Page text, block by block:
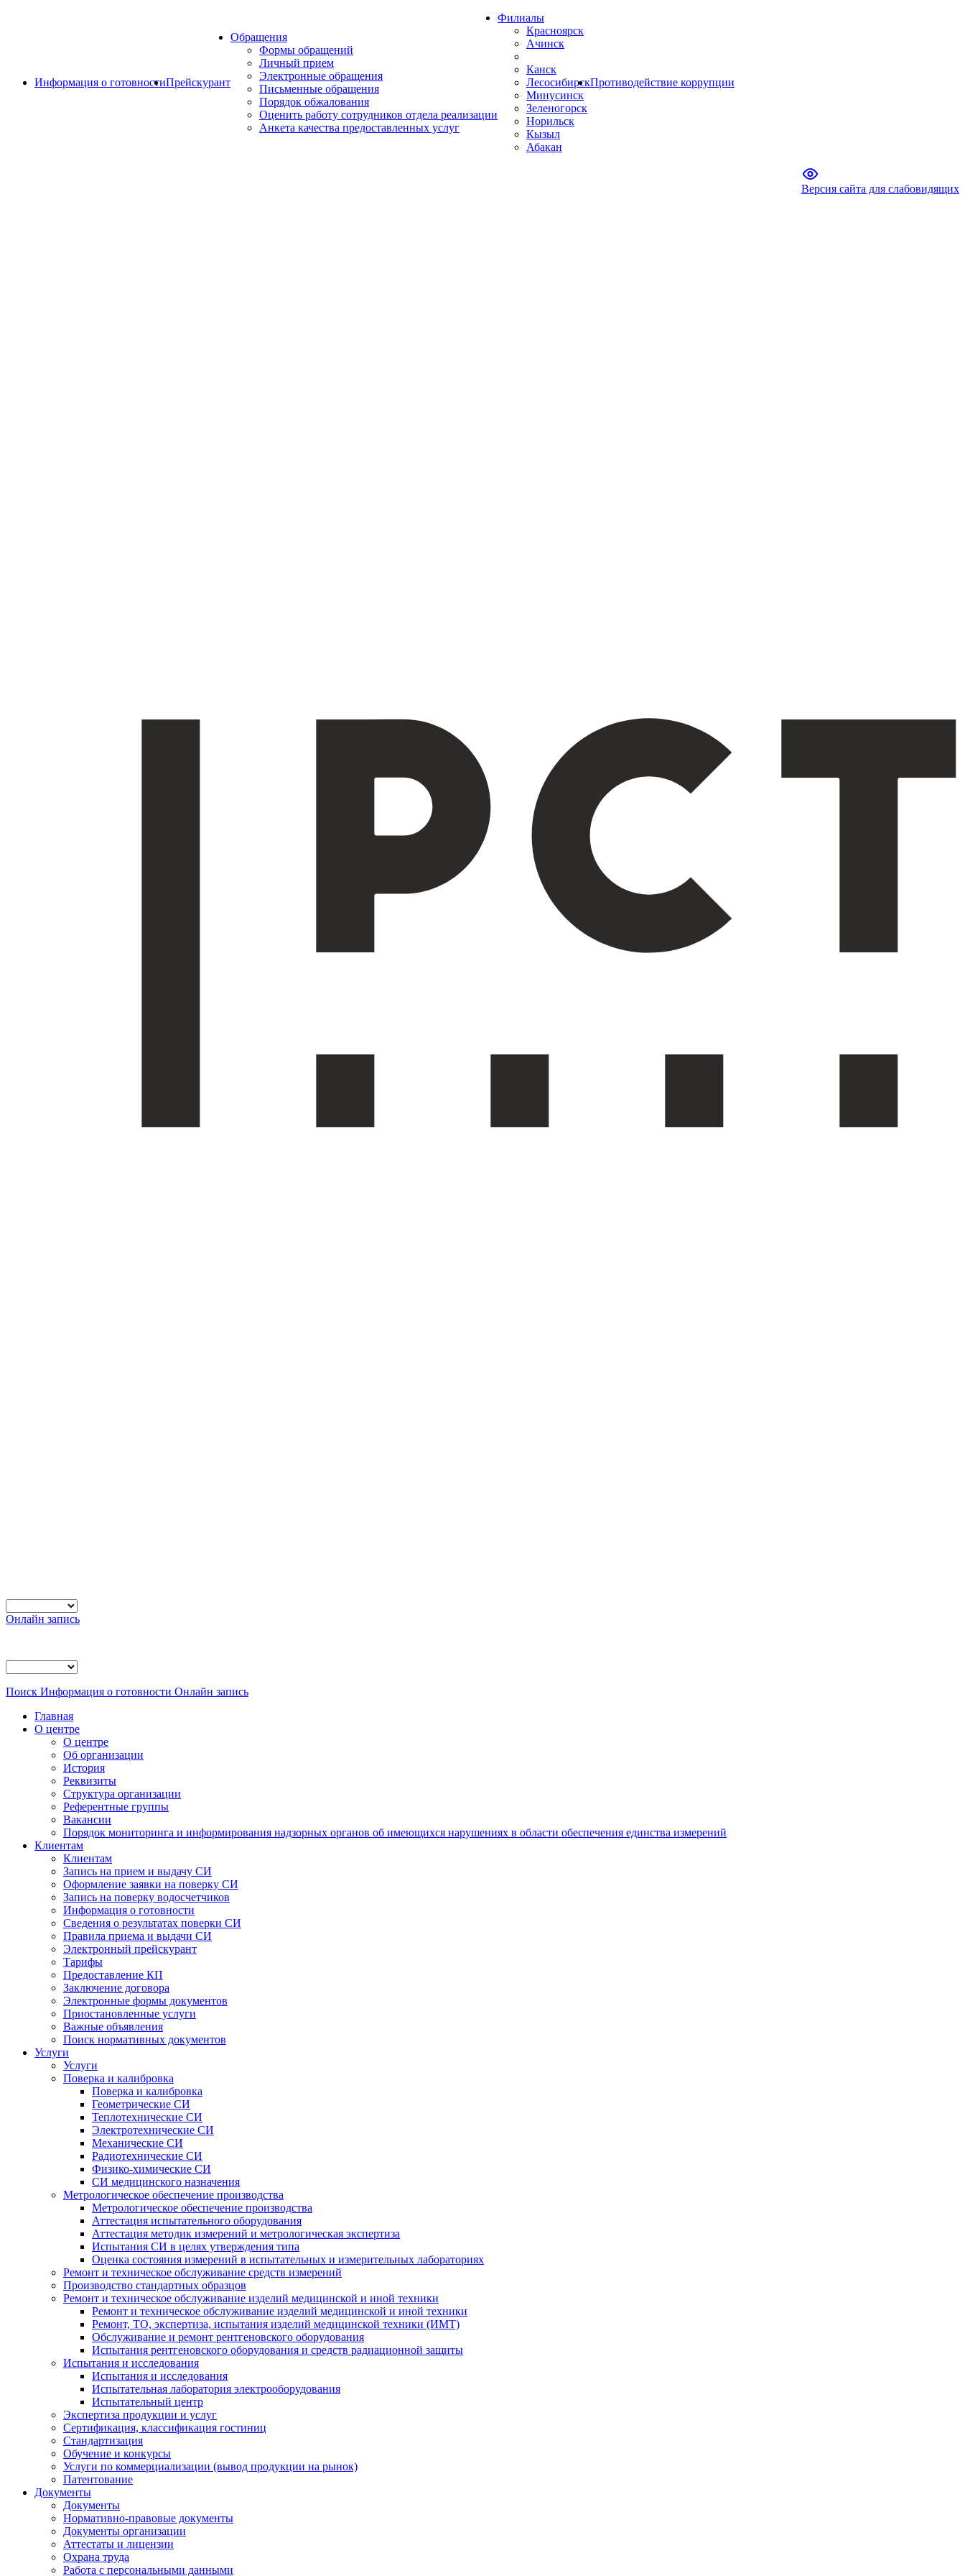
Информация о готовностиПрейскурант
Обращения
Формы обращений
Личный прием
Электронные обращения
Письменные обращения
Порядок обжалования
Оценить работу сотрудников отдела реализации
Анкета качества предоставленных услуг
Филиалы
Красноярск
Ачинск
Канск
Лесосибирск
Минусинск
Зеленогорск
Норильск
Кызыл
Абакан
Противодействие коррупции
Версия сайта для слабовидящих
Онлайн запись
Поиск Информация о готовности Онлайн запись
Главная
О центре
О центре
Об организации
История
Реквизиты
Структура организации
Референтные группы
Вакансии
Порядок мониторинга и информирования надзорных органов об имеющихся нарушениях в области обеспечения единства измерений
Клиентам
Клиентам
Запись на прием и выдачу СИ
Оформление заявки на поверку СИ
Запись на поверку водосчетчиков
Информация о готовности
Сведения о результатах поверки СИ
Правила приема и выдачи СИ
Электронный прейскурант
Тарифы
Предоставление КП
Заключение договора
Электронные формы документов
Приостановленные услуги
Важные объявления
Поиск нормативных документов
Услуги
Услуги
Поверка и калибровка
Поверка и калибровка
Геометрические СИ
Теплотехнические СИ
Электротехнические СИ
Механические СИ
Радиотехнические СИ
Физико-химические СИ
СИ медицинского назначения
Метрологическое обеспечение производства
Метрологическое обеспечение производства
Аттестация испытательного оборудования
Аттестация методик измерений и метрологическая экспертиза
Испытания СИ в целях утверждения типа
Оценка состояния измерений в испытательных и измерительных лабораториях
Ремонт и техническое обслуживание средств измерений
Производство стандартных образцов
Ремонт и техническое обслуживание изделий медицинской и иной техники
Ремонт и техническое обслуживание изделий медицинской и иной техники
Ремонт, ТО, экспертиза, испытания изделий медицинской техники (ИМТ)
Обслуживание и ремонт рентгеновского оборудования
Испытания рентгеновского оборудования и средств радиационной защиты
Испытания и исследования
Испытания и исследования
Испытательная лаборатория электрооборудования
Испытательный центр
Экспертиза продукции и услуг
Сертификация, классификация гостиниц
Стандартизация
Обучение и конкурсы
Услуги по коммерциализации (вывод продукции на рынок)
Патентование
Документы
Документы
Нормативно-правовые документы
Документы организации
Аттестаты и лицензии
Охрана труда
Работа с персональными данными